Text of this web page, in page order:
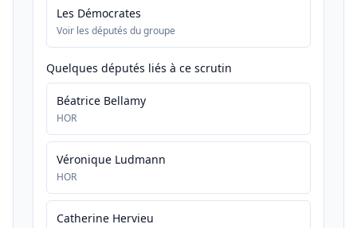
Les Démocrates
Voir les députés du groupe
Quelques députés liés à ce scrutin
Béatrice Bellamy
HOR
Véronique Ludmann
HOR
Catherine Hervieu